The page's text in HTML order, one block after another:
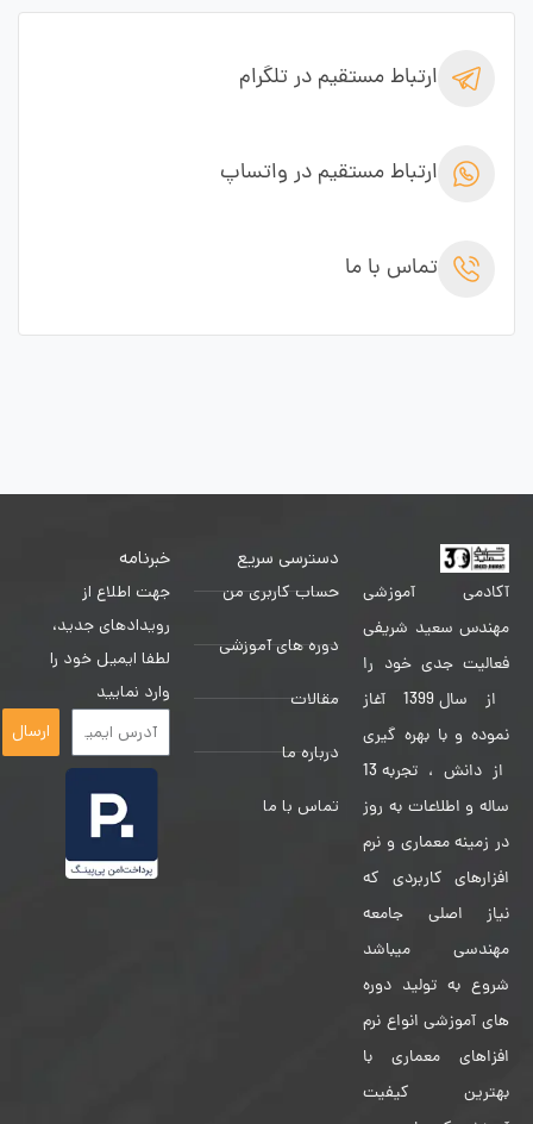
ارتباط مستقیم در تلگرام
ارتباط مستقیم در واتساپ
تماس با ما
آکادمی آموزشی
مهندس سعید شریفی
فعالیت جدی خود را
از سال 1399 آغاز
نموده و با بهره گیری
از دانش ، تجربه 13
ساله و اطلاعات به روز
در زمینه معماری و نرم
افزارهای کاربردی که
نیاز اصلی جامعه
مهندسی میباشد
شروع به تولید دوره
های آموزشی انواع نرم
افزاهای معماری با
بهترین کیفیت
دسترسی سریع
حساب کاربری من
دوره های آموزشی
مقالات
درباره ما
تماس با ما
خبرنامه
جهت اطلاع از
رویدادهای جدید،
لطفا ایمیل خود را
وارد نمایید
ارسال